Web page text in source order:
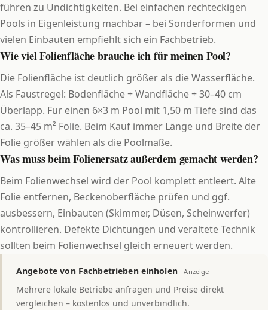
führen zu Undichtigkeiten. Bei einfachen rechteckigen
Pools in Eigenleistung machbar – bei Sonderformen und
vielen Einbauten empfiehlt sich ein Fachbetrieb.
Wie viel Folienfläche brauche ich für meinen Pool?
Die Folienfläche ist deutlich größer als die Wasserfläche.
Als Faustregel: Bodenfläche + Wandfläche + 30–40 cm
Überlapp. Für einen 6×3 m Pool mit 1,50 m Tiefe sind das
ca. 35–45 m² Folie. Beim Kauf immer Länge und Breite der
Folie größer wählen als die Poolmaße.
Was muss beim Folienersatz außerdem gemacht werden?
Beim Folienwechsel wird der Pool komplett entleert. Alte
Folie entfernen, Beckenoberfläche prüfen und ggf.
ausbessern, Einbauten (Skimmer, Düsen, Scheinwerfer)
kontrollieren. Defekte Dichtungen und veraltete Technik
sollten beim Folienwechsel gleich erneuert werden.
Angebote von Fachbetrieben einholen Anzeige
Mehrere lokale Betriebe anfragen und Preise direkt
vergleichen – kostenlos und unverbindlich.